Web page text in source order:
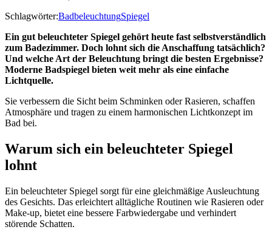
Schlagwörter:BadbeleuchtungSpiegel
Ein gut beleuchteter Spiegel gehört heute fast selbstverständlich
zum Badezimmer. Doch lohnt sich die Anschaffung tatsächlich?
Und welche Art der Beleuchtung bringt die besten Ergebnisse?
Moderne Badspiegel bieten weit mehr als eine einfache
Lichtquelle.
Sie verbessern die Sicht beim Schminken oder Rasieren, schaffen
Atmosphäre und tragen zu einem harmonischen Lichtkonzept im
Bad bei.
Warum sich ein beleuchteter Spiegel
lohnt
Ein beleuchteter Spiegel sorgt für eine gleichmäßige Ausleuchtung
des Gesichts. Das erleichtert alltägliche Routinen wie Rasieren oder
Make-up, bietet eine bessere Farbwiedergabe und verhindert
störende Schatten.